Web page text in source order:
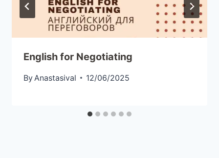
English for Negotiating
By Anastasival 12/06/2025